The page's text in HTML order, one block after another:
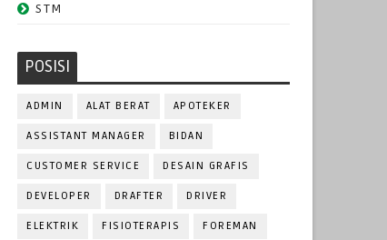
STM
POSISI
ADMIN ALAT BERAT APOTEKER
ASSISTANT MANAGER BIDAN
CUSTOMER SERVICE DESAIN GRAFIS
DEVELOPER DRAFTER DRIVER
ELEKTRIK FISIOTERAPIS FOREMAN